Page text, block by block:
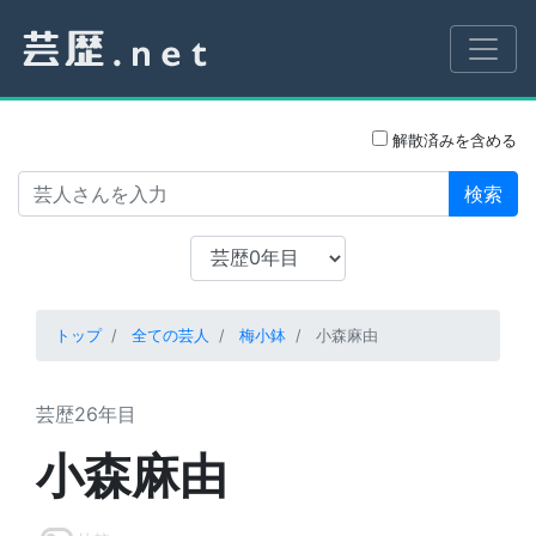
解散済みを含める
検索
トップ 全ての芸人 梅小鉢 小森麻由
芸歴26年目
小森麻由